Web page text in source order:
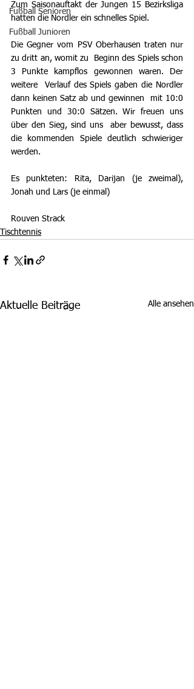
Fußball Senioren
Fußball Junioren
Zum Saisonauftakt der Jungen 15 Bezirksliga
hatten die Nordler ein schnelles Spiel.
Die Gegner vom PSV Oberhausen traten nur
zu dritt an, womit zu  Beginn des Spiels schon
3 Punkte kampflos gewonnen waren. Der
weitere  Verlauf des Spiels gaben die Nordler
dann keinen Satz ab und gewinnen  mit 10:0
Punkten und 30:0 Sätzen. Wir freuen uns
über den Sieg, sind uns  aber bewusst, dass
die kommenden Spiele deutlich schwieriger
werden.
Es punkteten: Rita, Darijan (je zweimal),
Jonah und Lars (je einmal)
Rouven Strack
Tischtennis
Aktuelle Beiträge Alle ansehen